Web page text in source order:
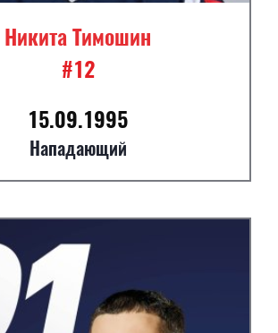
Никита Тимошин
#12
15.09.1995
Нападающий